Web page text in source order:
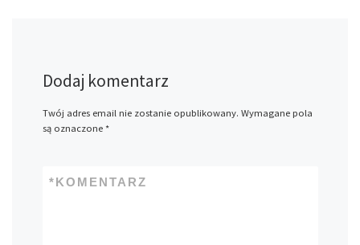
Dodaj komentarz
Twój adres email nie zostanie opublikowany. Wymagane pola
są oznaczone *
KOMENTARZ
*